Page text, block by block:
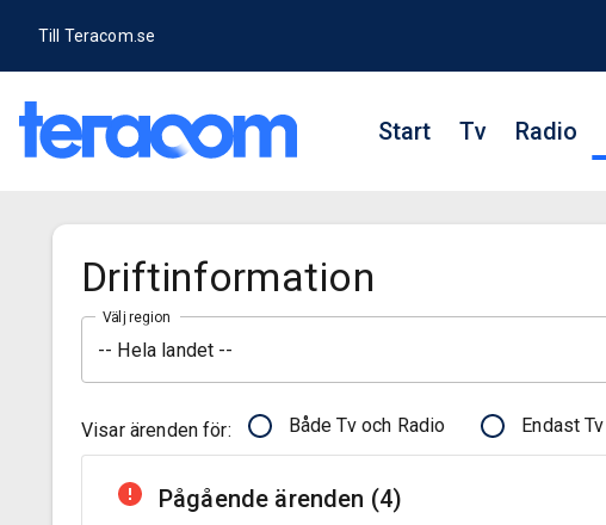
Till Teracom.se
Start Tv Radio
Driftinformation
-- Hela landet --
Välj region
Visar ärenden för: Både Tv och Radio Endast Tv
Pågående ärenden (4)